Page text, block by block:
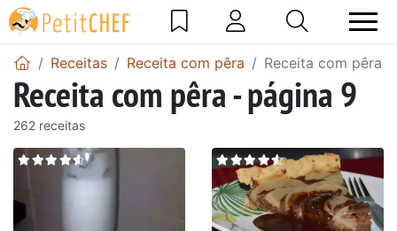
Receitas Receita com pêra Receita com pêra
Receita com pêra - página 9
262 receitas